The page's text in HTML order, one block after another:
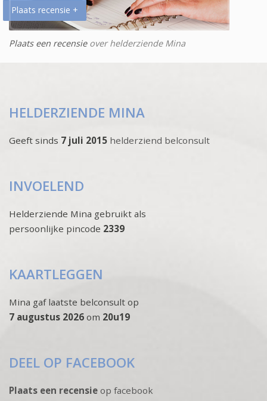
Plaats recensie +
Plaats een recensieover helderziende Mina
HELDERZIENDE MINA
Geeft sinds 7 juli 2015 helderziend belconsult
INVOELEND
Helderziende Mina gebruikt als
persoonlijke pincode 2339
KAARTLEGGEN
Mina gaf laatste belconsult op
7 augustus 2026 om 20u19
DEEL OP FACEBOOK
Plaats een recensie op facebook